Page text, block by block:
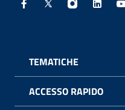
Facebook - Sito
X - Sito esterno
Instagram
TEMATICHE
ACCESSO RAPIDO